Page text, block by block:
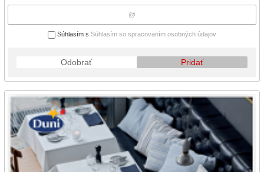
Súhlasím s Súhlasím so spracovaním osobných údajov
Odobrať Pridať